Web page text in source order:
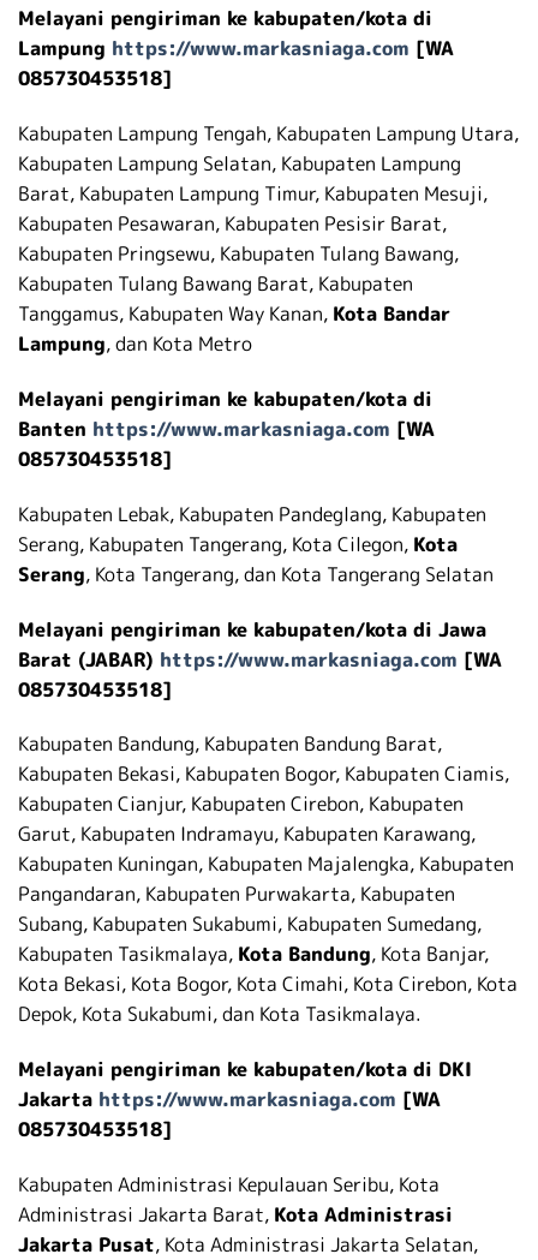
Melayani pengiriman ke kabupaten/kota di
Lampung https://www.markasniaga.com [WA
085730453518]
Kabupaten Lampung Tengah, Kabupaten Lampung Utara,
Kabupaten Lampung Selatan, Kabupaten Lampung
Barat, Kabupaten Lampung Timur, Kabupaten Mesuji,
Kabupaten Pesawaran, Kabupaten Pesisir Barat,
Kabupaten Pringsewu, Kabupaten Tulang Bawang,
Kabupaten Tulang Bawang Barat, Kabupaten
Tanggamus, Kabupaten Way Kanan, Kota Bandar
Lampung, dan Kota Metro
Melayani pengiriman ke kabupaten/kota di
Banten https://www.markasniaga.com [WA
085730453518]
Kabupaten Lebak, Kabupaten Pandeglang, Kabupaten
Serang, Kabupaten Tangerang, Kota Cilegon, Kota
Serang, Kota Tangerang, dan Kota Tangerang Selatan
Melayani pengiriman ke kabupaten/kota di Jawa
Barat (JABAR) https://www.markasniaga.com [WA
085730453518]
Kabupaten Bandung, Kabupaten Bandung Barat,
Kabupaten Bekasi, Kabupaten Bogor, Kabupaten Ciamis,
Kabupaten Cianjur, Kabupaten Cirebon, Kabupaten
Garut, Kabupaten Indramayu, Kabupaten Karawang,
Kabupaten Kuningan, Kabupaten Majalengka, Kabupaten
Pangandaran, Kabupaten Purwakarta, Kabupaten
Subang, Kabupaten Sukabumi, Kabupaten Sumedang,
Kabupaten Tasikmalaya, Kota Bandung, Kota Banjar,
Kota Bekasi, Kota Bogor, Kota Cimahi, Kota Cirebon, Kota
Depok, Kota Sukabumi, dan Kota Tasikmalaya.
Melayani pengiriman ke kabupaten/kota di DKI
Jakarta https://www.markasniaga.com [WA
085730453518]
Kabupaten Administrasi Kepulauan Seribu, Kota
Administrasi Jakarta Barat, Kota Administrasi
Jakarta Pusat, Kota Administrasi Jakarta Selatan,